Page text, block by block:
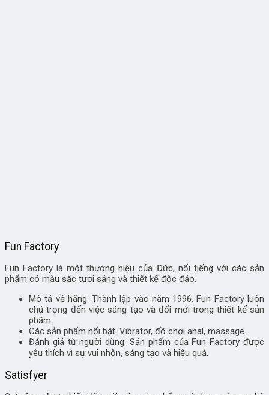
Fun Factory
Fun Factory là một thương hiệu của Đức, nổi tiếng với các sản
phẩm có màu sắc tươi sáng và thiết kế độc đáo.
Mô tả về hãng: Thành lập vào năm 1996, Fun Factory luôn
chú trọng đến việc sáng tạo và đổi mới trong thiết kế sản
phẩm.
Các sản phẩm nổi bật: Vibrator, đồ chơi anal, massage.
Đánh giá từ người dùng: Sản phẩm của Fun Factory được
yêu thích vì sự vui nhộn, sáng tạo và hiệu quả.
Satisfyer